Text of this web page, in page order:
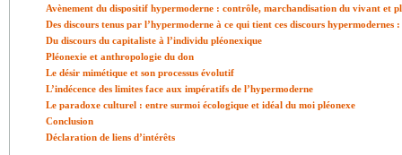
Avènement du dispositif hypermoderne : contrôle, marchandisation du vivant et
Des discours tenus par l’hypermoderne à ce qui tient ces discours hypermodernes
Du discours du capitaliste à l’individu pléonexique
Pléonexie et anthropologie du don
Le désir mimétique et son processus évolutif
L’indécence des limites face aux impératifs de l’hypermoderne
Le paradoxe culturel : entre surmoi écologique et idéal du moi pléonexe
Conclusion
Déclaration de liens d’intérêts